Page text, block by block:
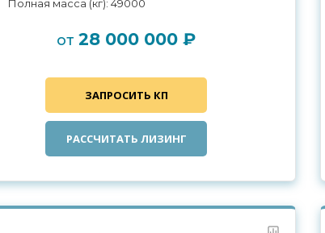
Полная масса (кг): 49000
от 28 000 000 ₽
ЗАПРОСИТЬ КП
РАССЧИТАТЬ ЛИЗИНГ